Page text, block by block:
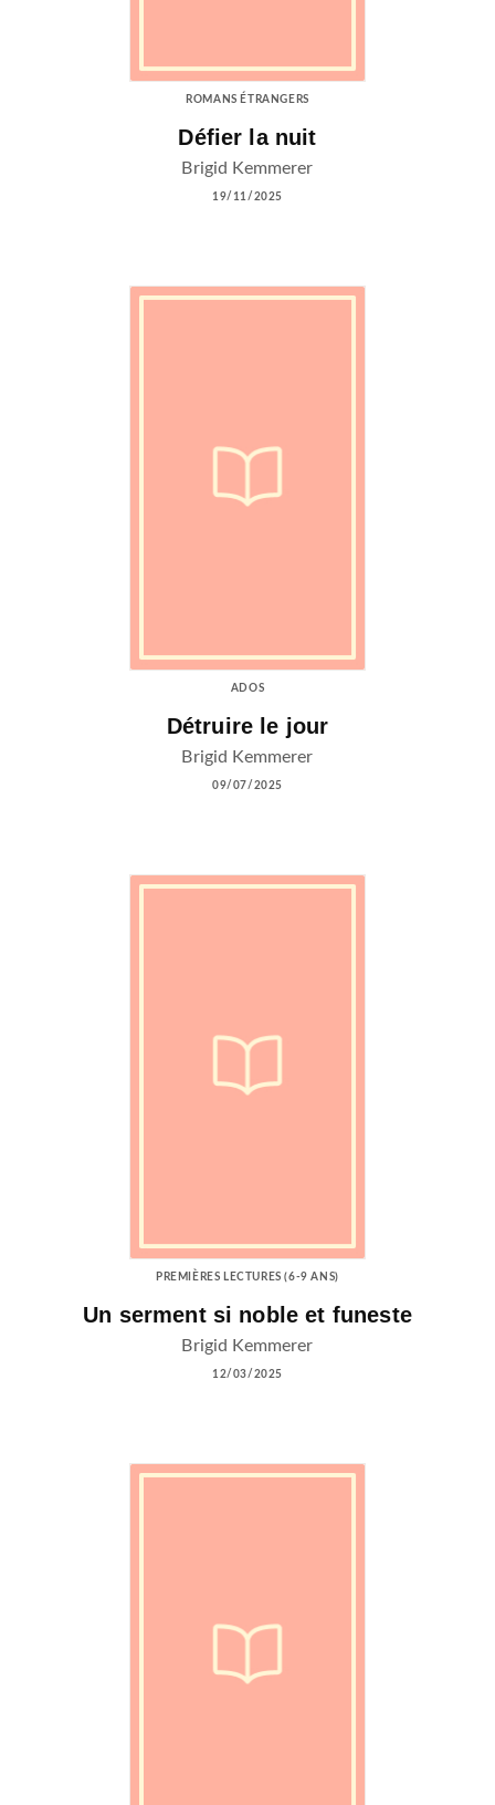
ROMANS ÉTRANGERS
Défier la nuit
Brigid Kemmerer
19/11/2025
ADOS
Détruire le jour
Brigid Kemmerer
09/07/2025
PREMIÈRES LECTURES (6-9 ANS)
Un serment si noble et funeste
Brigid Kemmerer
12/03/2025